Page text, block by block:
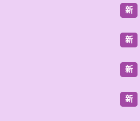
新
新
新
新